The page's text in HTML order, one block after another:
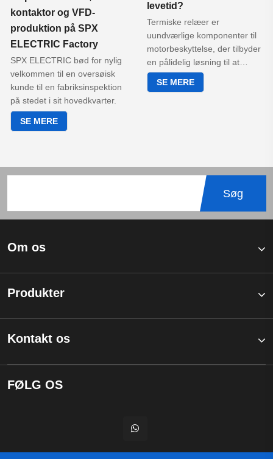
kontaktor og VFD-
produktion på SPX
ELECTRIC Factory
SPX ELECTRIC bød for nylig
velkommen til en oversøisk
kunde til en fabriksinspektion
på stedet i sit hovedkvarter.
SE MERE
levetid?
Termiske relæer er
uundværlige komponenter til
motorbeskyttelse, der tilbyder
en pålidelig løsning til at
forhindre overbelastning,
forlænge udstyrets levetid og
SE MERE
Søg
Om os
Produkter
Kontakt os
FØLG OS